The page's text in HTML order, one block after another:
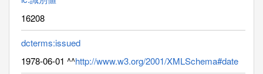
16208
dcterms:issued
1978-06-01 ^^http://www.w3.org/2001/XMLSchema#date